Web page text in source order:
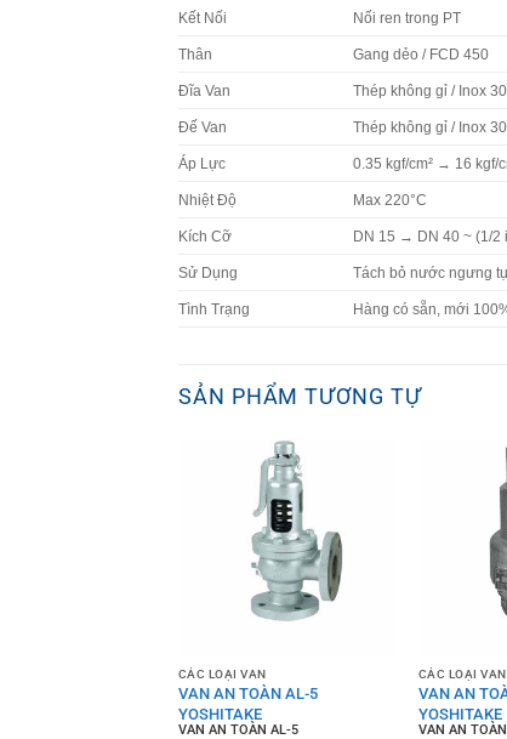
Kết Nối Nối ren trong PT
Thân Gang dẻo / FCD 450
Đĩa Van Thép không gỉ / Inox
Đế Van Thép không gỉ / Inox
Áp Lực 0.35 kgf/cm² → 16 kgf/
Nhiệt Độ Max 220°C
Kích Cỡ DN 15 → DN 40 ~ (1/2
Sử Dụng Tách bỏ nước ngưng tụ
Tình Trạng Hàng có sẵn, mới
SẢN PHẨM TƯƠNG TỰ
CÁC LOẠI VAN
VAN AN TOÀN AL-5
YOSHITAKE
VAN AN TOÀN AL-5
CÁC LOẠI VAN
VAN AN
YOSHITAKE
VAN AN